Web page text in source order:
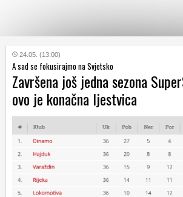
KATEGORIJE
HRVATSKI
WEB
24.05. (13:00)
A sad se fokusirajmo na Svjetsko
Završena još jedna sezona
ovo je konačna ljestvica